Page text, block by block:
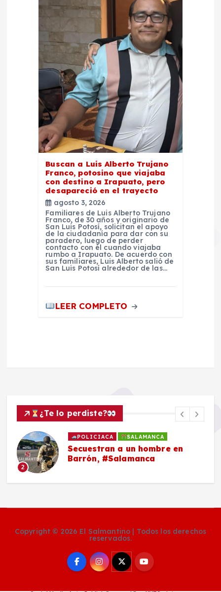
Buscan a Luis Alberto Trujano
Franco, potosino que viajaba
con destino a Irapuato, pero
desapareció en el trayecto
agosto 3, 2026
Familiares de Luis Alberto Trujano
Franco, de 30 años y originario de
San Luis Potosí, solicitan el apoyo
de la ciudadanía para dar con su
paradero, luego de perder
contacto con él cuando viajaba
rumbo a Irapuato. De acuerdo con
sus familiares, Luis Alberto salió de
San Luis Potosí alrededor de las…
LEER COMPLETO
¿Te lo perdiste?
2
POLICIACA SALAMANCA
Secuestran a un hombre en
Barrón, #Salamanca
Copyright © 2026 El Salmantino | Todos los derechos
reservados.